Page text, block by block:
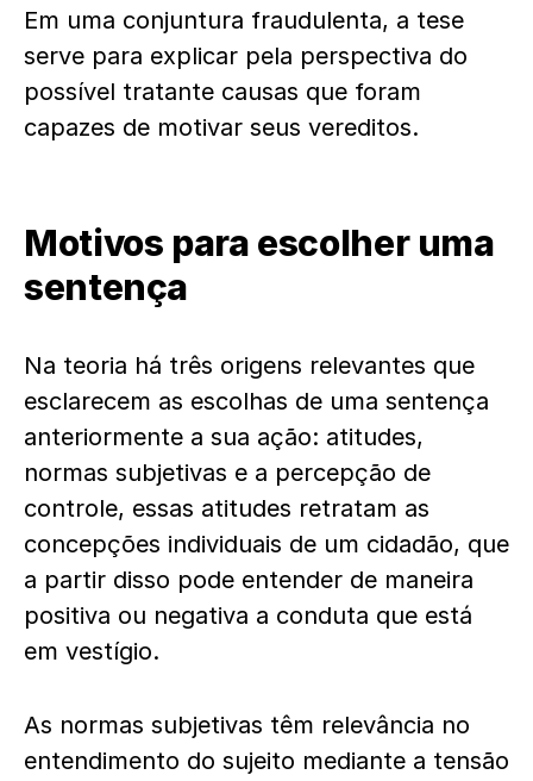
Em uma conjuntura fraudulenta, a tese
serve para explicar pela perspectiva do
possível tratante causas que foram
capazes de motivar seus vereditos.
Motivos para escolher uma
sentença
Na teoria há três origens relevantes que
esclarecem as escolhas de uma sentença
anteriormente a sua ação: atitudes,
normas subjetivas e a percepção de
controle, essas atitudes retratam as
concepções individuais de um cidadão, que
a partir disso pode entender de maneira
positiva ou negativa a conduta que está
em vestígio.
As normas subjetivas têm relevância no
entendimento do sujeito mediante a tensão